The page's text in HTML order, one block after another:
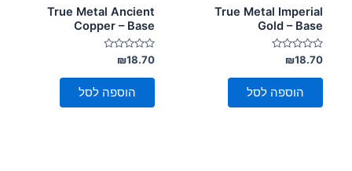
True Metal Imperial
Gold – Base
דורג
0
מתוך
₪18.70
הוספה לסל
True Metal Ancient
Copper – Base
דורג
0
מתוך
₪18.70
הוספה לסל